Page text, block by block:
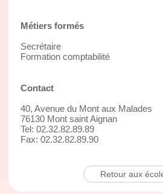
Métiers formés
Secrétaire
Formation comptabilité
Contact
40, Avenue du Mont aux Malades
76130 Mont saint Aignan
Tel: 02.32.82.89.89
Fax: 02.32.82.89.90
Retour aux